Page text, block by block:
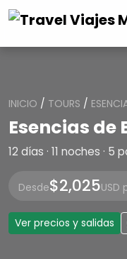
INICIO / TOURS /
Esencias de
12 días · 11 noches · 5
Desde$2,025USD
Ver precios y salidas